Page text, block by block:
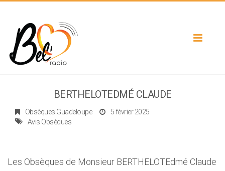
Toggle
BERTHELOTEDMÉ CLAUDE
Obsèques Guadeloupe
5 février 2025
Avis Obsèques
Les Obsèques de Monsieur BERTHELOTEdmé Claude